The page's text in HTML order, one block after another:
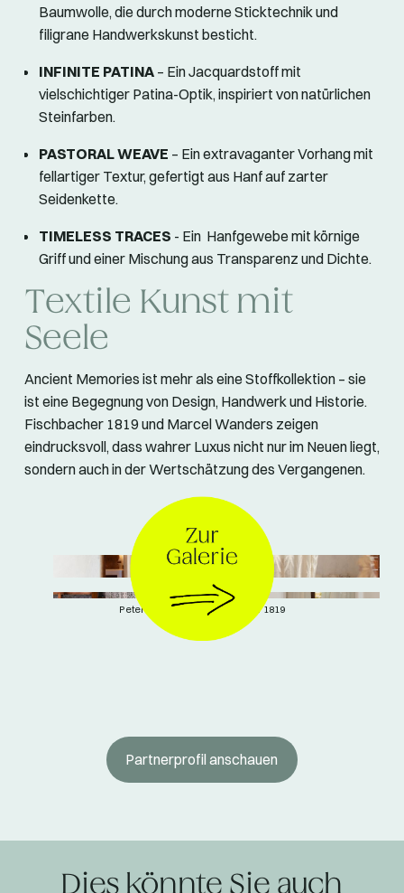
Baumwolle, die durch moderne Sticktechnik und
filigrane Handwerkskunst besticht.
INFINITE PATINA– Ein Jacquardstoff mit
vielschichtiger Patina-Optik, inspiriert von natürlichen
Steinfarben.
PASTORAL WEAVE – Ein extravaganter Vorhang mit
fellartiger Textur, gefertigt aus Hanf auf zarter
Seidenkette.
TIMELESS TRACES - Ein Hanfgewebe mit körnige
Griff und einer Mischung aus Transparenz und Dichte.
Textile Kunst mit
Seele
Ancient Memories ist mehr als eine Stoffkollektion – sie
ist eine Begegnung von Design, Handwerk und Historie.
Fischbacher 1819 und Marcel Wanders zeigen
eindrucksvoll, dass wahrer Luxus nicht nur im Neuen liegt,
sondern auch in der Wertschätzung des Vergangenen.
Peter Hauser für Fischbacher 1819
Partnerprofil anschauen
Dies könnte Sie auch